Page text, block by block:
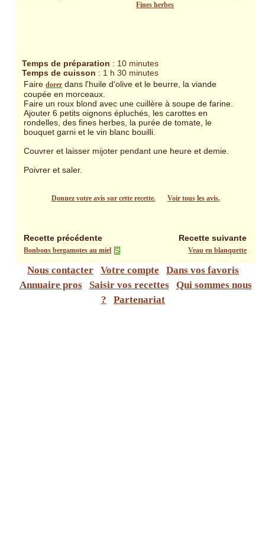
Fines herbes
Temps de préparation : 10 minutes
Temps de cuisson : 1 h 30 minutes
Fairedorer dans l'huile d'olive et le beurre, la viande
coupée en morceaux.
Faire un roux blond avec une cuillère à soupe de farine.
Ajouter 6 petits oignons épluchés, les carottes en
rondelles, des fines herbes, la purée de tomate, le
bouquet garni et le vin blanc bouilli.
Couvrer et laisser mijoter pendant une heure et demie.
Poivrer et saler.
Donnez votre avis sur cette recette. Voir tous les avis.
Recette précédente Recette suivante
Bonbons bergamotes au miel Veau en blanquette
Nous contacter Votre compte
Dans vos favoris
Annuaire pros
Saisir vos recettes
Qui sommes nous
?
Partenariat